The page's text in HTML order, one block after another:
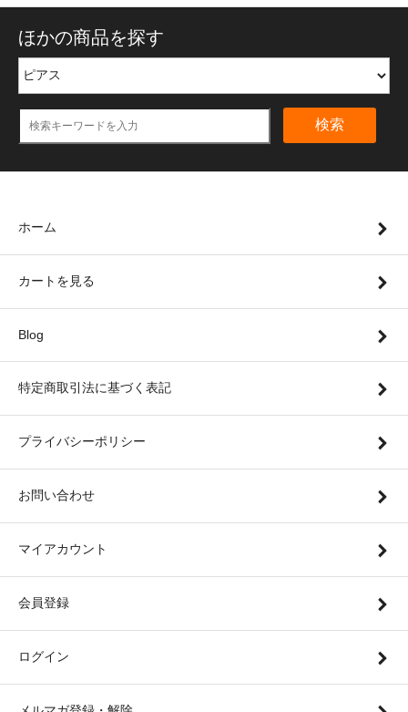
ほかの商品を探す
検索
ホーム
カートを見る
Blog
特定商取引法に基づく表記
プライバシーポリシー
お問い合わせ
マイアカウント
会員登録
ログイン